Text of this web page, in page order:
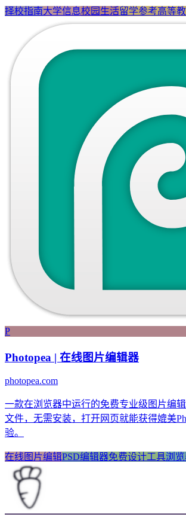
择校指南大学信息校园生活留学参考高等
P
Photopea | 在线图片编辑器
photopea.com
一款在浏览器中运行的免费专业级图片编
文件，无需安装，打开网页就能获得媲美
验。
在线图片编辑PSD编辑器免费设计工具浏